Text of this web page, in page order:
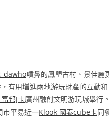
dawho噴鼻的鳳塱古村、景佳麗
有用增進兩地游玩財產的互動和
邦J卡廣州融創文明游玩城舉行。
市平易近一Klook 國泰cube卡同